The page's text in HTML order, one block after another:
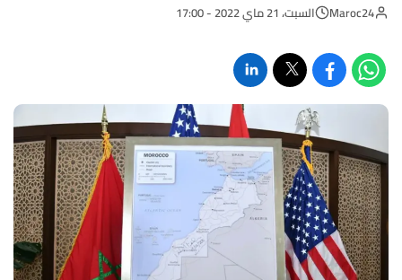
Maroc24 السبت، 21 ماي 2022 - 17:00